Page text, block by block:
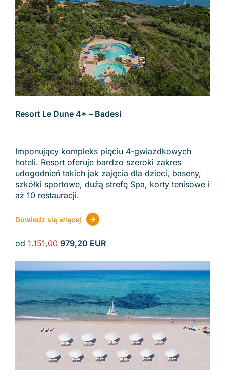
Resort Le Dune 4* – Badesi
Imponujący kompleks pięciu 4-gwiazdkowych
hoteli. Resort oferuje bardzo szeroki zakres
udogodnień takich jak zajęcia dla dzieci, baseny,
szkółki sportowe, dużą strefę Spa, korty tenisowe i
aż 10 restauracji.
Dowiedz się więcej
od 1.151,00 979,20 EUR